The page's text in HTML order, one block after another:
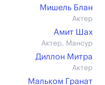
Мишель Блан
Актер
Амит Шах
Актер, Мансур
Диллон Митра
Актер
Мальком Гранат